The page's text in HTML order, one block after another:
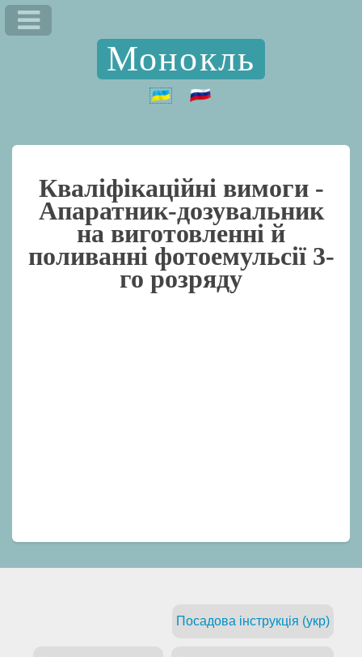
Монокль
Кваліфікаційні вимоги -
Апаратник-дозувальник
на виготовленні й
поливанні фотоемульсії 3-
го розряду
Посадова інструкція (укр)